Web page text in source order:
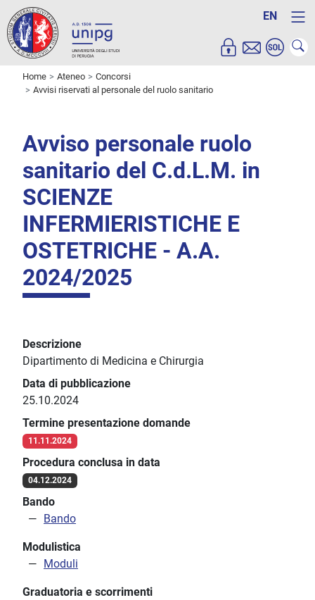
EN
Home Ateneo
Concorsi
Avvisi riservati al personale del ruolo sanitario
Avviso personale ruolo
sanitario del C.d.L.M. in
SCIENZE
INFERMIERISTICHE E
OSTETRICHE - A.A.
2024/2025
Descrizione
Dipartimento di Medicina e Chirurgia
Data di pubblicazione
25.10.2024
Termine presentazione domande
11.11.2024
Procedura conclusa in data
04.12.2024
Bando
Bando
Modulistica
Moduli
Graduatoria e scorrimenti